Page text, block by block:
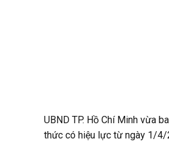
UBND TP. Hồ Chí Minh vừa
thức có hiệu lực từ ngày 1/4/